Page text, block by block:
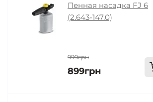
Пенная насадка FJ 6
(2.643-147.0)
999грн
899грн